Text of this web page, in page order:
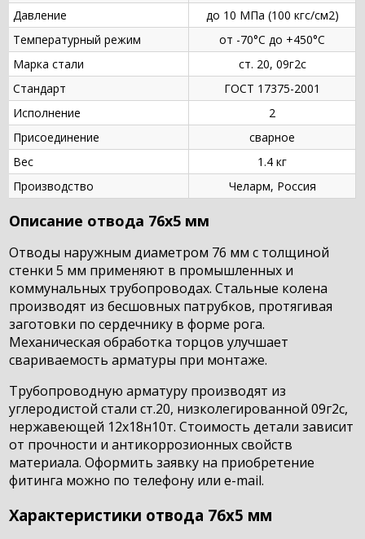
Давление
до 10 МПа (100 кгс/см2)
Температурный режим
от -70°С до +450°С
Марка стали
ст. 20, 09г2с
Стандарт
ГОСТ 17375-2001
Исполнение
2
Присоединение
сварное
Вес
1.4 кг
Производство
Челарм, Россия
Описание отвода 76х5 мм
Отводы наружным диаметром 76 мм с толщиной
стенки 5 мм применяют в промышленных и
коммунальных трубопроводах. Стальные колена
производят из бесшовных патрубков, протягивая
заготовки по сердечнику в форме рога.
Механическая обработка торцов улучшает
свариваемость арматуры при монтаже.
Трубопроводную арматуру производят из
углеродистой стали ст.20, низколегированной 09г2с,
нержавеющей 12х18н10т. Стоимость детали зависит
от прочности и антикоррозионных свойств
материала. Оформить заявку на приобретение
фитинга можно по телефону или e-mail.
Характеристики отвода 76х5 мм